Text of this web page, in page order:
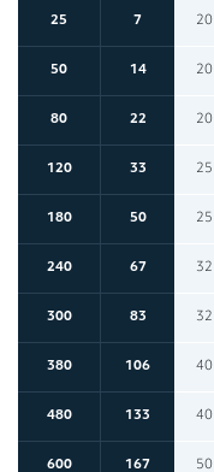
25 7 20
50 14 20
80 22 20
120 33 25
180 50 25
240 67 32
300 83 32
380 106 40
480 133 40
600 167 50